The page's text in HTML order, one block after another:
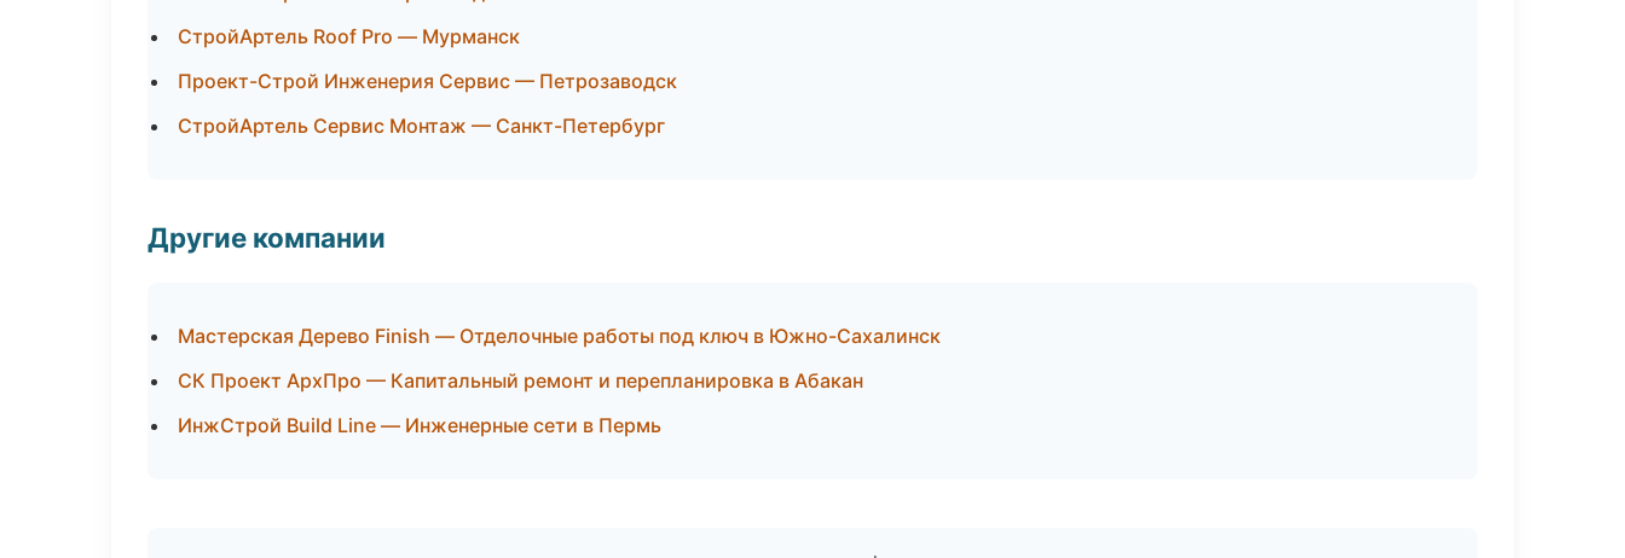
СтройАртель Roof Pro — Мурманск
Проект-Строй Инженерия Сервис — Петрозаводск
СтройАртель Сервис Монтаж — Санкт-Петербург
Другие компании
Мастерская Дерево Finish — Отделочные работы под ключ в Южно-Сахалинск
СК Проект АрхПро — Капитальный ремонт и перепланировка в Абакан
ИнжСтрой Build Line — Инженерные сети в Пермь